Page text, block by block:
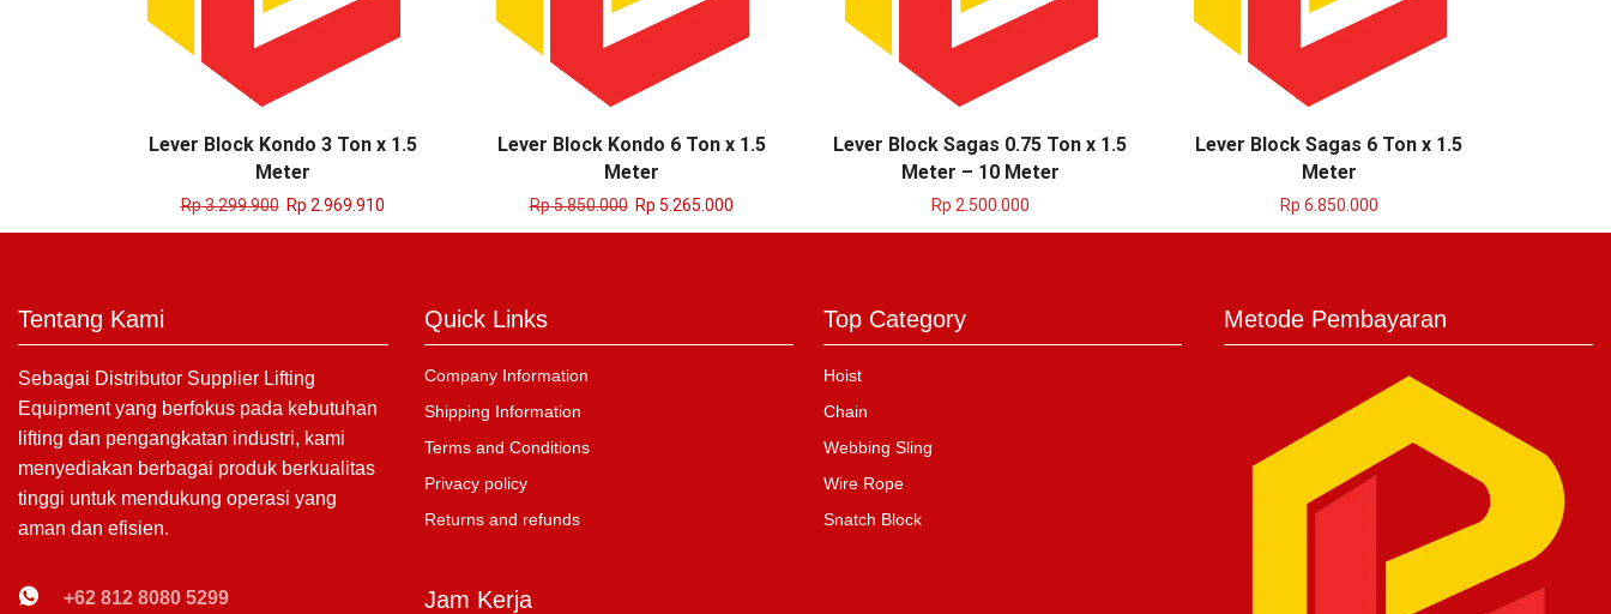
Lever Block Kondo 3 Ton x 1.5
Meter
Rp3.299.900 Rp 2.969.910
Lever Block Kondo 6 Ton x 1.5
Meter
Rp5.850.000 Rp 5.265.000
Lever Block Sagas 0.75 Ton x 1.5
Meter – 10 Meter
Rp 2.500.000
Lever Block Sagas 6 Ton x 1.5
Meter
Rp 6.850.000
Tentang Kami
Sebagai Distributor Supplier Lifting
Equipment yang berfokus pada kebutuhan
lifting dan pengangkatan industri, kami
menyediakan berbagai produk berkualitas
tinggi untuk mendukung operasi yang
aman dan efisien.
+62 812 8080 5299
Quick Links
Company Information
Shipping Information
Terms and Conditions
Privacy policy
Returns and refunds
Jam Kerja
Top Category
Hoist
Chain
Webbing Sling
Wire Rope
Snatch Block
Metode Pembayaran